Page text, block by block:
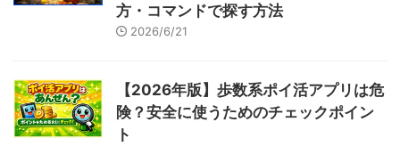
方・コマンドで探す方法
2026/6/21
【2026年版】歩数系ポイ活アプリは危
険？安全に使うためのチェックポイン
ト